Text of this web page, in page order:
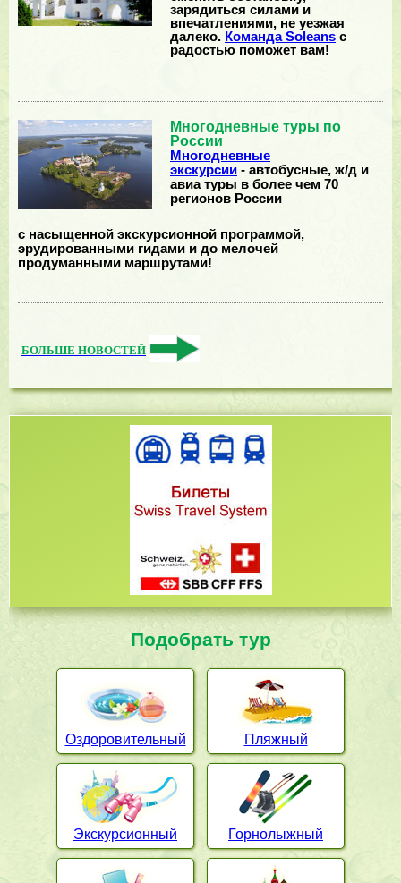
зарядиться силами и
впечатлениями, не уезжая
далеко. Команда Soleans с
радостью поможет вам!
Многодневные туры по
России
Многодневные
экскурсии - автобусные, ж/д и
авиа туры в более чем 70
регионов России
с насыщенной экскурсионной программой,
эрудированными гидами и до мелочей
продуманными маршрутами!
БОЛЬШЕ НОВОСТЕЙ
Подобрать тур
Оздоровительный Пляжный
Экскурсионный Горнолыжный